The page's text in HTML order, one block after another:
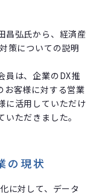
昌弘氏から、経済産
策についての説明
員は、企業のDX推
お客様に対する営業
に活用していただけ
ただきました。
の現状
に対して、データ